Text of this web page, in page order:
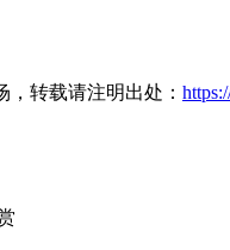
转载请注明出处：